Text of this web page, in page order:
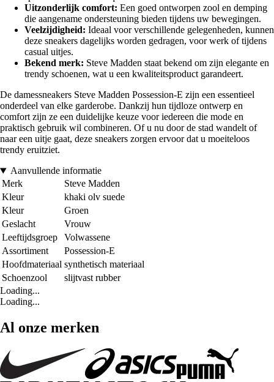
Uitzonderlijk comfort: Een goed ontworpen zool en demping
die aangename ondersteuning bieden tijdens uw bewegingen.
Veelzijdigheid: Ideaal voor verschillende gelegenheden, kunnen
deze sneakers dagelijks worden gedragen, voor werk of tijdens
casual uitjes.
Bekend merk: Steve Madden staat bekend om zijn elegante en
trendy schoenen, wat u een kwaliteitsproduct garandeert.
De damessneakers Steve Madden Possession-E zijn een essentieel
onderdeel van elke garderobe. Dankzij hun tijdloze ontwerp en
comfort zijn ze een duidelijke keuze voor iedereen die mode en
praktisch gebruik wil combineren. Of u nu door de stad wandelt of
naar een uitje gaat, deze sneakers zorgen ervoor dat u moeiteloos
trendy eruitziet.
Aanvullende informatie
Merk
Steve Madden
Kleur
khaki olv suede
Kleur
Groen
Geslacht
Vrouw
Leeftijdsgroep
Volwassene
Assortiment
Possession-E
Hoofdmateriaal synthetisch materiaal
Schoenzool
slijtvast rubber
Loading...
Loading...
Al onze merken